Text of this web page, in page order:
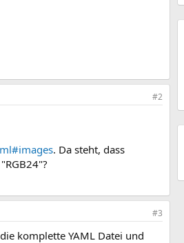
#2
. Da steht, dass
#3
komplette YAML Datei und